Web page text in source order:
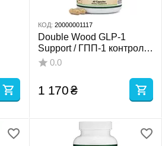
КОД: 20000001117
Double Wood GLP-1
Support / ГПП-1 контроль
апетиту та підтримка
0.0
1 170₴